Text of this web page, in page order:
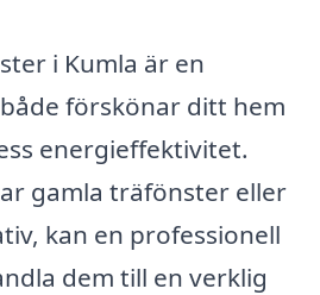
i Kumla är en
förskönar ditt hem
energieffektivitet.
gamla träfönster eller
kan en professionell
dem till en verklig